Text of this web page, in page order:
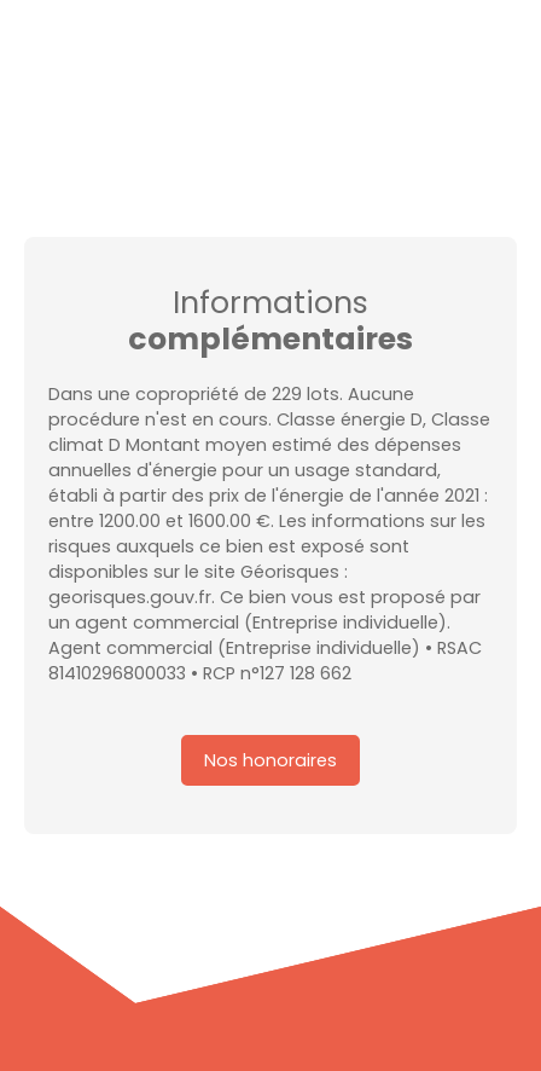
Informations
complémentaires
Dans une copropriété de 229 lots. Aucune
procédure n'est en cours. Classe énergie D, Classe
climat D Montant moyen estimé des dépenses
annuelles d'énergie pour un usage standard,
établi à partir des prix de l'énergie de l'année 2021 :
entre 1200.00 et 1600.00 €. Les informations sur les
risques auxquels ce bien est exposé sont
disponibles sur le site Géorisques :
georisques.gouv.fr. Ce bien vous est proposé par
un agent commercial (Entreprise individuelle).
Agent commercial (Entreprise individuelle) • RSAC
81410296800033 • RCP n°127 128 662
Nos honoraires